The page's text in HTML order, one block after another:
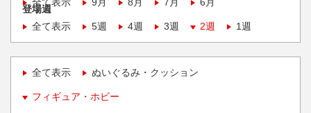
登場週
全て表示
5週 4週 3週 2週 1週
全て表示 ぬいぐるみ・クッション
フィギュア・ホビー